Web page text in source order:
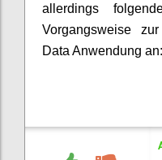
allerdings
Vorgangsweise
Data Anwendung an: